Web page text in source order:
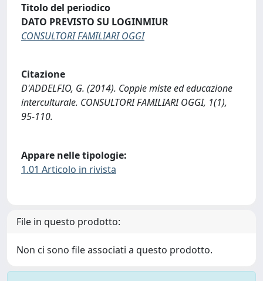
Titolo del periodico
DATO PREVISTO SU LOGINMIUR
CONSULTORI FAMILIARI OGGI
Citazione
D'ADDELFIO, G. (2014). Coppie miste ed educazione
interculturale. CONSULTORI FAMILIARI OGGI, 1(1),
95-110.
Appare nelle tipologie:
1.01 Articolo in rivista
File in questo prodotto:
Non ci sono file associati a questo prodotto.